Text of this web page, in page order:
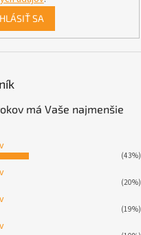
SA
má Vaše najmenšie
(43%)
(20%)
(19%)